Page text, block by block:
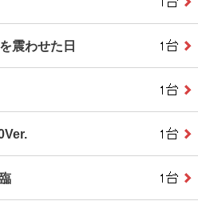
震わせた日